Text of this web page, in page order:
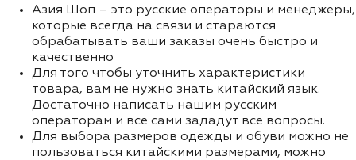
Азия Шоп – это русские операторы и менеджеры,
которые всегда на связи и стараются
обрабатывать ваши заказы очень быстро и
качественно
Для того чтобы уточнить характеристики
товара, вам не нужно знать китайский язык.
Достаточно написать нашим русским
операторам и все сами зададут все вопросы.
Для выбора размеров одежды и обуви можно не
пользоваться китайскими размерами, можно